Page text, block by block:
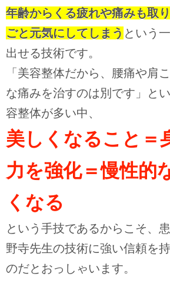
年齢からくる疲れや痛みも取
ごと元気にしてしまう という
出せる技術です。
「美容整体だから、腰痛や肩
な痛みを治すのは別です」と
容整体が多い中、
美しくなること＝
力を強化＝慢性的
くなる
という手技であるからこそ、
野寺先生の技術に強い信頼を
のだとおっしゃいます。